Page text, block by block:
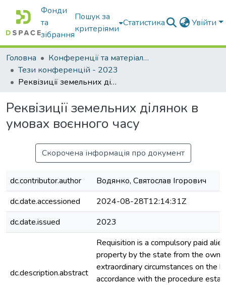
Фонди
та
зібрання
Пошук за
критеріями
Статистика Увійти
Головна
Конференції та матеріали конференцій
Тези конференцій - 2023
Реквізиції земельних ділянок в умовах воєнного часу
Реквізиції земельних ділянок в
умовах воєнного часу
Скорочена інформація про документ
dc.contributor.author
Водянко, Святослав Ігорович
dc.date.accessioned
2024-08-28T12:14:31Z
dc.date.issued
2023
dc.description.abstract
Requisition is a compulsory paid
property by the state from the
extraordinary circumstances on the
accordance with the procedure